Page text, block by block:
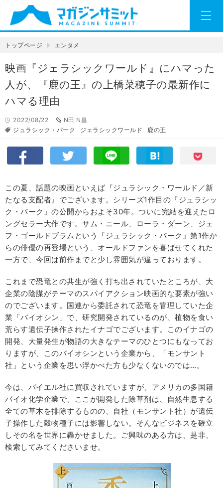
トップページ エンタメ
映画『ジェラシックワールド』にハマった
人が、『鹿の王』の上橋菜穂子の最新作に
ハマる理由
2022/08/22
N田 N昌
ジュラシック・パーク
ジェラシックワールド 鹿の王
この夏、話題の映画といえば『ジュラシック・ワールド／新
たなる支配者』でございます。シリーズ1作目の『ジュラシッ
ク・パーク』の公開からおよそ30年。ついに完結を迎えたロ
ングセラー大作です。サム・ニール、ローラ・ダーン、ジェ
フ・ゴールドブラムという『ジュラシック・パーク』第1作か
らの俳優の再登場という、オールドファンを喜ばせてくれた
一方で、今回は前作までと少し雰囲気が違っております。
これまで恐竜との共生が強く打ち出されていたところが、大
企業の陰謀がテーマのスパイアクション映画的な要素が強い
のでございます。国連から委託されて恐竜を管理していた企
業「バイオシン」で、研究開発されているのが、植物を食い
荒らす遺伝子操作されたイナゴでございます。このイナゴの
開発、大量発生が物語の大きなテーマのひとつにもなってお
りますが、このバイオシンという企業から、「モンサント
社」という企業を思い浮かべた方も少なくないのでは…。
今は、バイエル社に買収されていますが、アメリカの多国籍
バイオ化学企業で、ここが開発した除草剤は、自然生息する
全ての草木を排除するものの、自社（モンサント社）が遺伝
子操作した穀物種子には影響しない。そんなビジネスを確立
しその名を世界に轟かせました。ご興味のある方は、是非、
検索してみてくださいませ。